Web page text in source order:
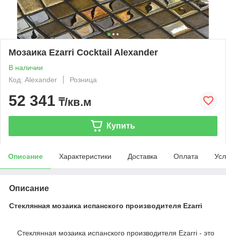
Мозаика Ezarri Cocktail Alexander
В наличии
Код: Alexander
Розница
52 341 ₸/кв.м
Купить
Описание Характеристики Доставка Оплата
Описание
Стеклянная мозаика испанского производителя Ezarri
Стеклянная мозаика испанского производителя Ezarri - это